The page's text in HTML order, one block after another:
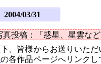
2004/03/31
真投稿：「惑星、星雲など
下、皆様からお送りいた
の各作品ページへリンク